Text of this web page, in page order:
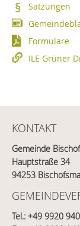
Satzungen
Formulare
ILE Grüner
KONTAKT
Gemeinde
Hauptstraße 34
94253
Tel.: +49 9920